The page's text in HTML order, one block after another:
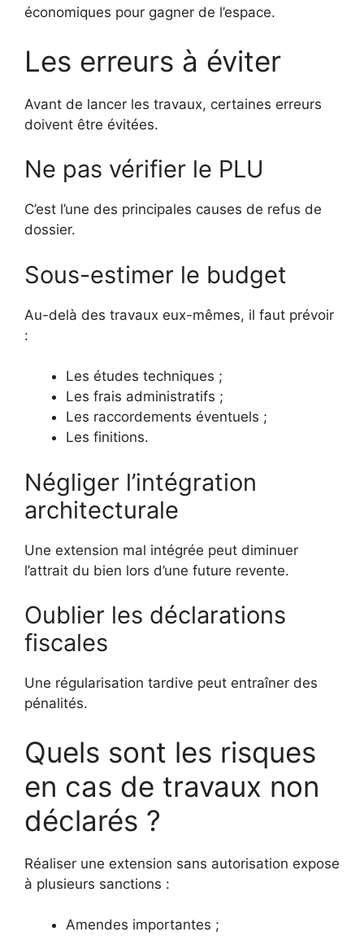
économiques pour gagner de l’espace.
Les erreurs à éviter
Avant de lancer les travaux, certaines erreurs
doivent être évitées.
Ne pas vérifier le PLU
C’est l’une des principales causes de refus de
dossier.
Sous-estimer le budget
Au-delà des travaux eux-mêmes, il faut prévoir
:
Les études techniques ;
Les frais administratifs ;
Les raccordements éventuels ;
Les finitions.
Négliger l’intégration
architecturale
Une extension mal intégrée peut diminuer
l’attrait du bien lors d’une future revente.
Oublier les déclarations
fiscales
Une régularisation tardive peut entraîner des
pénalités.
Quels sont les risques
en cas de travaux non
déclarés ?
Réaliser une extension sans autorisation expose
à plusieurs sanctions :
Amendes importantes ;